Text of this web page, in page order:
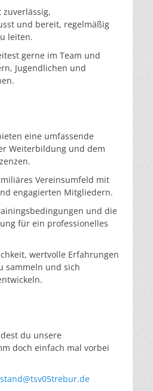
zuverlässig,
und bereit, regelmäßig
leiten.
gerne im Team und
Jugendlichen und
eine umfassende
Weiterbildung und dem
Vereinsumfeld mit
engagierten Mitgliedern.
und die
für ein professionelles
wertvolle Erfahrungen
sammeln und sich
du unsere
doch einfach mal vorbei